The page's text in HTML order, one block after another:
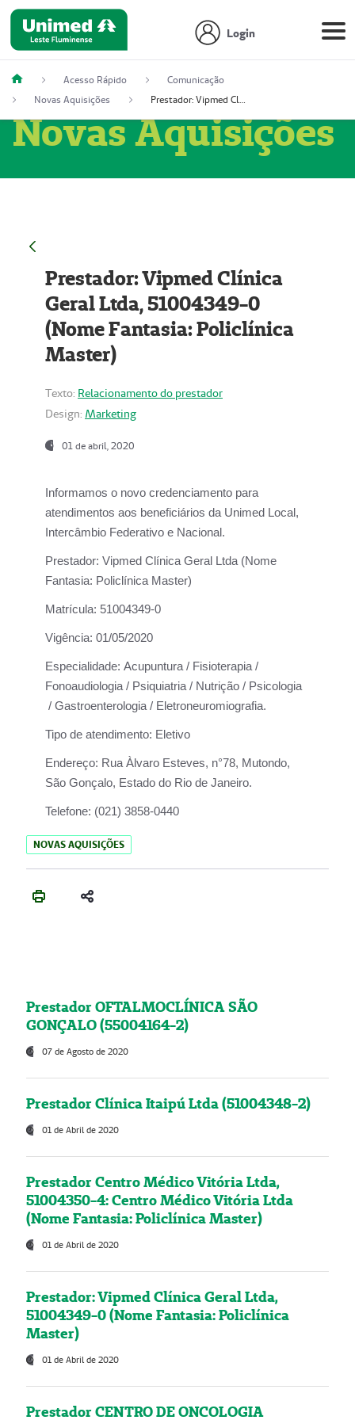
Login
Acesso Rápido
Comunicação
Novas Aquisições
Prestador: Vipmed Clínica Geral Ltda, 51004349-0 (Nome Fantasia: Policlínica Master)
Novas Aquisições
Prestador: Vipmed Clínica
Geral Ltda, 51004349-0
(Nome Fantasia: Policlínica
Master)
Texto: Relacionamento do prestador
Design: Marketing
01 de abril, 2020
Informamos o novo credenciamento para
atendimentos aos beneficiários da Unimed Local,
Intercâmbio Federativo e Nacional.
Prestador: Vipmed Clínica Geral Ltda (Nome
Fantasia: Policlínica Master)
Matrícula: 51004349-0
Vigência: 01/05/2020
Especialidade: Acupuntura / Fisioterapia /
Fonoaudiologia / Psiquiatria / Nutrição / Psicologia
/ Gastroenterologia / Eletroneuromiografia.
Tipo de atendimento: Eletivo
Endereço: Rua Àlvaro Esteves, n°78, Mutondo,
São Gonçalo, Estado do Rio de Janeiro.
Telefone: (021) 3858-0440
NOVAS AQUISIÇÕES
Prestador OFTALMOCLÍNICA SÃO
GONÇALO (55004164-2)
07 de Agosto de 2020
Prestador Clínica Itaipú Ltda (51004348-2)
01 de Abril de 2020
Prestador Centro Médico Vitória Ltda,
51004350-4: Centro Médico Vitória Ltda
(Nome Fantasia: Policlínica Master)
01 de Abril de 2020
Prestador: Vipmed Clínica Geral Ltda,
51004349-0 (Nome Fantasia: Policlínica
Master)
01 de Abril de 2020
Prestador CENTRO DE ONCOLOGIA